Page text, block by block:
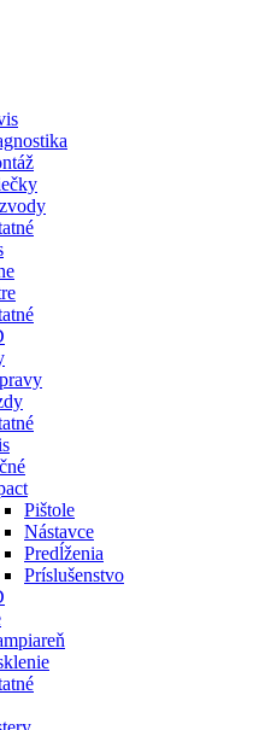
Pištole
Nástavce
Predĺženia
Príslušenstvo